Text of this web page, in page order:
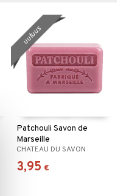
Patchouli Savon de
Marseille
CHATEAU DU SAVON
3,95 €
uutuus